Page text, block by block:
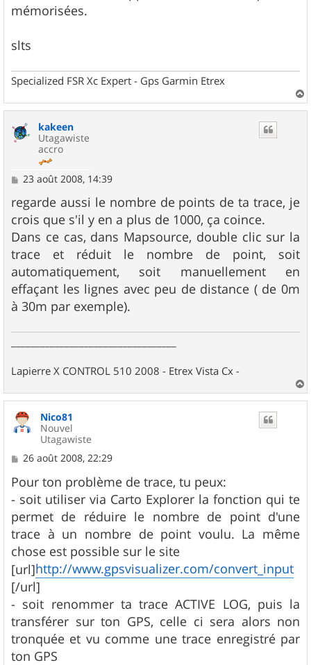
mémorisées.
slts
Specialized FSR Xc Expert - Gps Garmin Etrex
a
kakeen
Utagawiste
accro
M
s
s
a
g
e
23 août 2008, 14:39
regarde aussi le nombre de points de ta trace, je
crois que s'il y en a plus de 1000, ça coince.
Dans ce cas, dans Mapsource, double clic sur la
trace et réduit le nombre de point, soit
automatiquement, soit manuellement en
effaçant les lignes avec peu de distance ( de 0m
à 30m par exemple).
Lapierre X CONTROL 510 2008 - Etrex Vista Cx -
a
Nico81
Nouvel
Utagawiste
M
s
s
a
g
e
26 août 2008, 22:29
Pour ton problème de trace, tu peux:
- soit utiliser via Carto Explorer la fonction qui te
permet de réduire le nombre de point d'une
trace à un nombre de point voulu. La même
chose est possible sur le site
[url]http://www.gpsvisualizer.com/convert_input
[/url]
- soit renommer ta trace ACTIVE LOG, puis la
transférer sur ton GPS, celle ci sera alors non
tronquée et vu comme une trace enregistré par
ton GPS